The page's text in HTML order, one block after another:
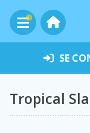
SE
Tropical